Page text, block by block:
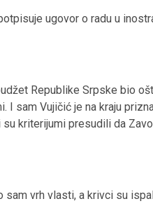
ugovor o radu u
Republike Srpske bio
I sam Vujičić je na kraju
kriterijumi presudili da
sam vrh vlasti, a krivci su